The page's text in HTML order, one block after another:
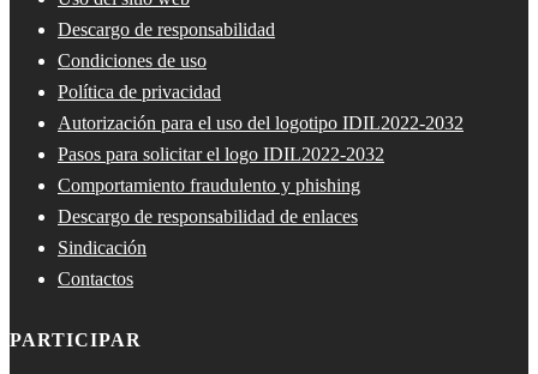
Descargo de responsabilidad
Condiciones de uso
Política de privacidad
Autorización para el uso del logotipo IDIL2022-2032
Pasos para solicitar el logo IDIL2022-2032
Comportamiento fraudulento y phishing
Descargo de responsabilidad de enlaces
Sindicación
Contactos
PARTICIPAR